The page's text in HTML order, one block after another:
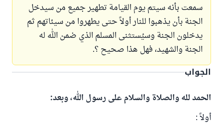
سمعت بأنه سيتم يوم القيامة تطهير جميع من سيدخل
الجنة بأن يذهبوا للنار أولاً حتى يطهروا من سيئاتهم ثم
يدخلون الجنة وسيُستثنى المسلم الذي ضمن الله له
الجنة والشهيد، فهل هذا صحيح ؟.
الجواب
الحمد لله والصلاة والسلام على رسول الله، وبعد:
أولاً :